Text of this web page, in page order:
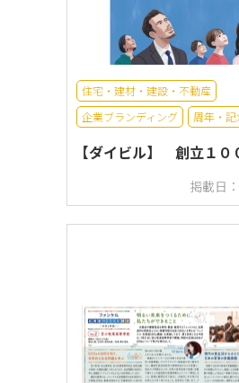
住宅・建材・建設・不動産
企業ブランディング
周年・記
【ダイビル】 創立１０
掲載日